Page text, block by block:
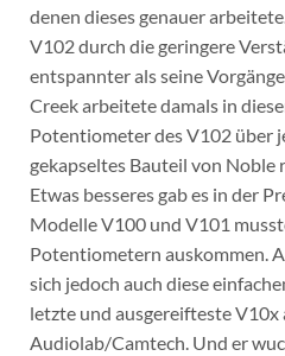
denen dieses genauer
V102 durch die geringere
entspannter als seine
Creek arbeitete damals in
Potentiometer des V102 über
gekapseltes Bauteil von Noble
Etwas besseres gab es in der
Modelle V100 und V101
Potentiometern auskommen.
sich jedoch auch diese
letzte und ausgereifteste V10x
Audiolab/Camtech. Und er